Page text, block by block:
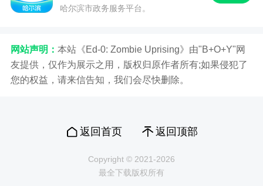
哈尔滨市政务服务平台。
网站声明： 本站《Ed-0: Zombie Uprising》由"B+O+Y"网
友提供，仅作为展示之用，版权归原作者所有;如果侵犯了
您的权益，请来信告知，我们会尽快删除。
返回首页 返回顶部
Copyright © 2021-2026
最全下载版权所有